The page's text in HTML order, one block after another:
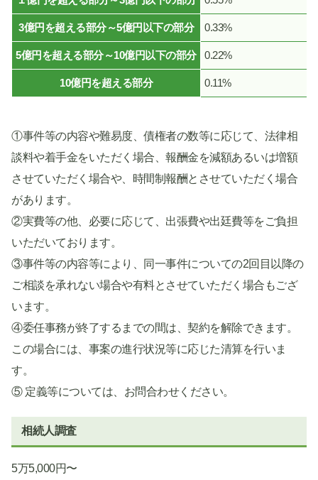
3億円を超える部分～5億円以下の部分 0.33%
5億円を超える部分～10億円以下の部分 0.22%
10億円を超える部分 0.11%
①事件等の内容や難易度、債権者の数等に応じて、法律相
談料や着手金をいただく場合、報酬金を減額あるいは増額
させていただく場合や、時間制報酬とさせていただく場合
があります。
②実費等の他、必要に応じて、出張費や出廷費等をご負担
いただいております。
③事件等の内容等により、同一事件についての2回目以降の
ご相談を承れない場合や有料とさせていただく場合もござ
います。
④委任事務が終了するまでの間は、契約を解除できます。
この場合には、事案の進行状況等に応じた清算を行いま
す。
⑤ 定義等については、お問合わせください。
相続人調査
5万5,000円〜